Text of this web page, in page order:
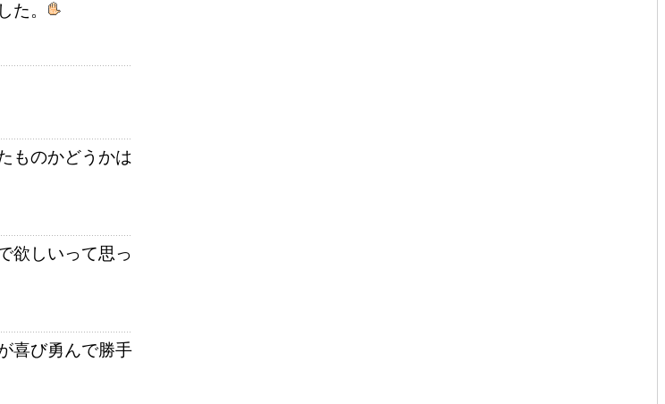
た。
ものかどうかは
欲しいって思っ
喜び勇んで勝手